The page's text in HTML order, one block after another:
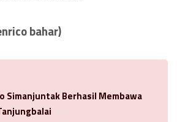
bahar)
Simanjuntak Berhasil Membawa